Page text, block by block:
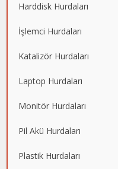
Harddisk Hurdaları
İşlemci Hurdaları
Katalizör Hurdaları
Laptop Hurdaları
Monitör Hurdaları
Pil Akü Hurdaları
Plastik Hurdaları